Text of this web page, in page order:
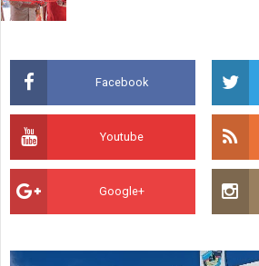
Facebook
Youtube
Google+